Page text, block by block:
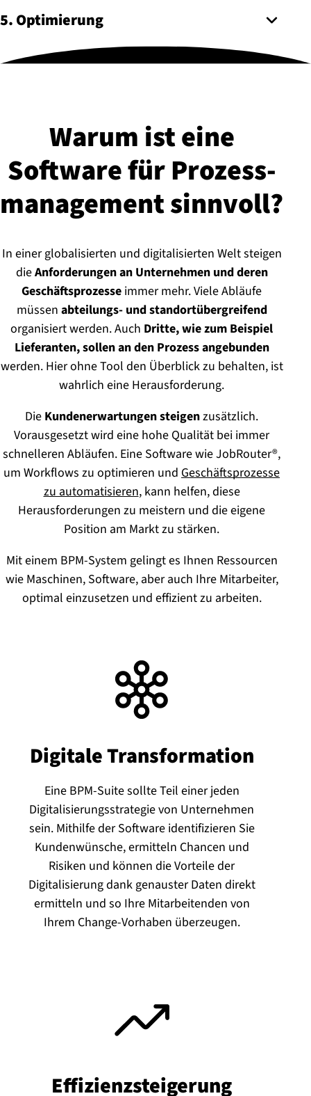
5. Optimierung
Warum ist eine
Software für Pro­zess­
ma­nage­ment sinnvoll?
In einer globalisierten und digitalisierten Welt steigen
dieAnforderungen an Unternehmen und deren
Geschäftsprozesse immer mehr. Viele Abläufe
müssen abteilungs- und standortübergreifend
organisiert werden. Auch Dritte, wie zum Beispiel
Lieferanten, sollen an den Prozess angebunden
werden. Hier ohne Tool den Überblick zu behalten, ist
wahrlich eine Herausforderung.
Die Kundenerwartungen steigenzusätzlich.
Vorausgesetzt wird eine hohe Qualität bei immer
schnelleren Abläufen. Eine Software wie JobRouter®,
um Workflows zu optimieren und Geschäftsprozesse
zu automatisieren, kann helfen, diese
Herausforderungen zu meistern und die eigene
Position am Markt zu stärken.
Mit einem BPM-System gelingt es Ihnen Ressourcen
wie Maschinen, Software, aber auch Ihre Mitarbeiter,
optimal einzusetzen und effizient zu arbeiten.
Digitale Trans­for­ma­ti­on
Eine BPM-Suite sollte Teil einer jeden
Digitalisierungsstrategie von Unternehmen
sein. Mithilfe der Software identifizieren Sie
Kundenwünsche, ermitteln Chancen und
Risiken und können die Vorteile der
Digitalisierung dank genauster Daten direkt
ermitteln und so Ihre Mitarbeitenden von
Ihrem Change-Vorhaben überzeugen.
Ef­fi­zi­enz­stei­ge­rung